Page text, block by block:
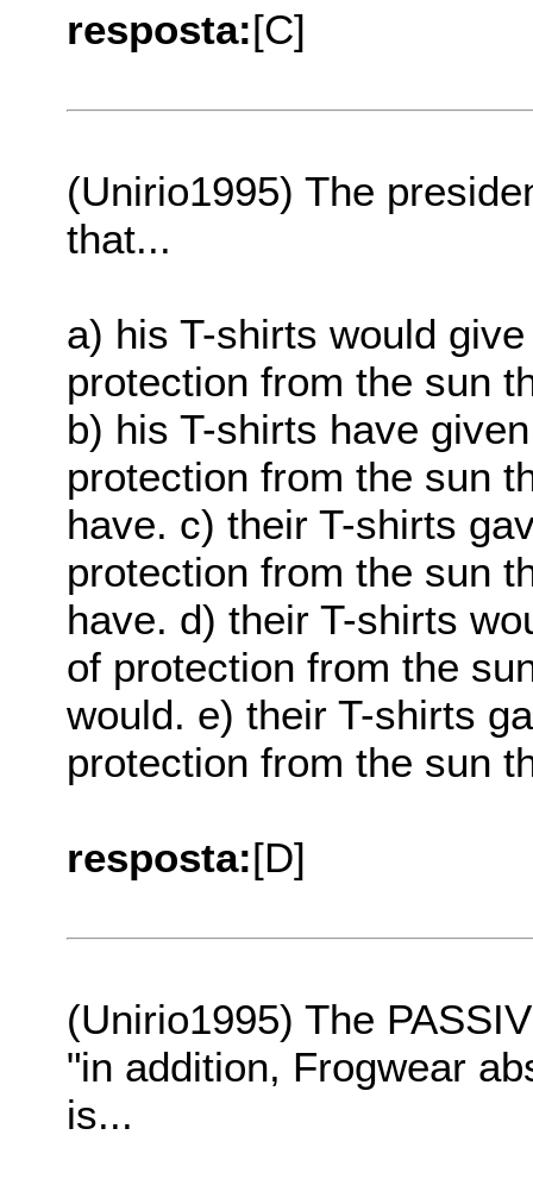
resposta:[C]
(Unirio1995) The
that...
a) his T-shirts would
protection from the sun
b) his T-shirts have
protection from the sun
have. c) their T-shirts
protection from the sun
have. d) their T-shirts
of protection from the
would. e) their T-shirts
protection from the sun
resposta:[D]
(Unirio1995) The
"in addition, Frogwear
is...